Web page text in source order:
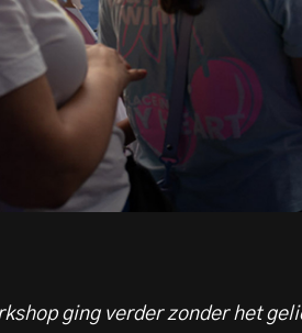
ging verder zonder het